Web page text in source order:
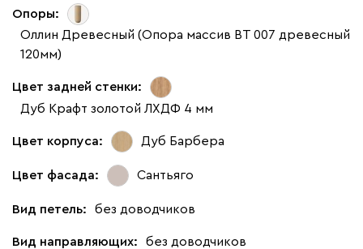
Опоры:
Оллин Древесный (Опора массив ВТ 007 древесный
120мм)
Цвет задней стенки:
Дуб Крафт золотой ЛХДФ 4 мм
Цвет корпуса: Дуб Барбера
Цвет фасада: Сантьяго
Вид петель: без доводчиков
Вид направляющих: без доводчиков